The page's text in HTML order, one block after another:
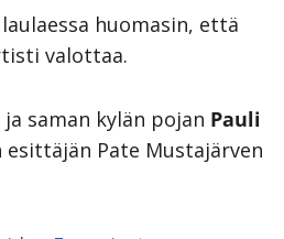
huomasin, että
valottaa.
saman kylän pojan Pauli
Pate Mustajärven